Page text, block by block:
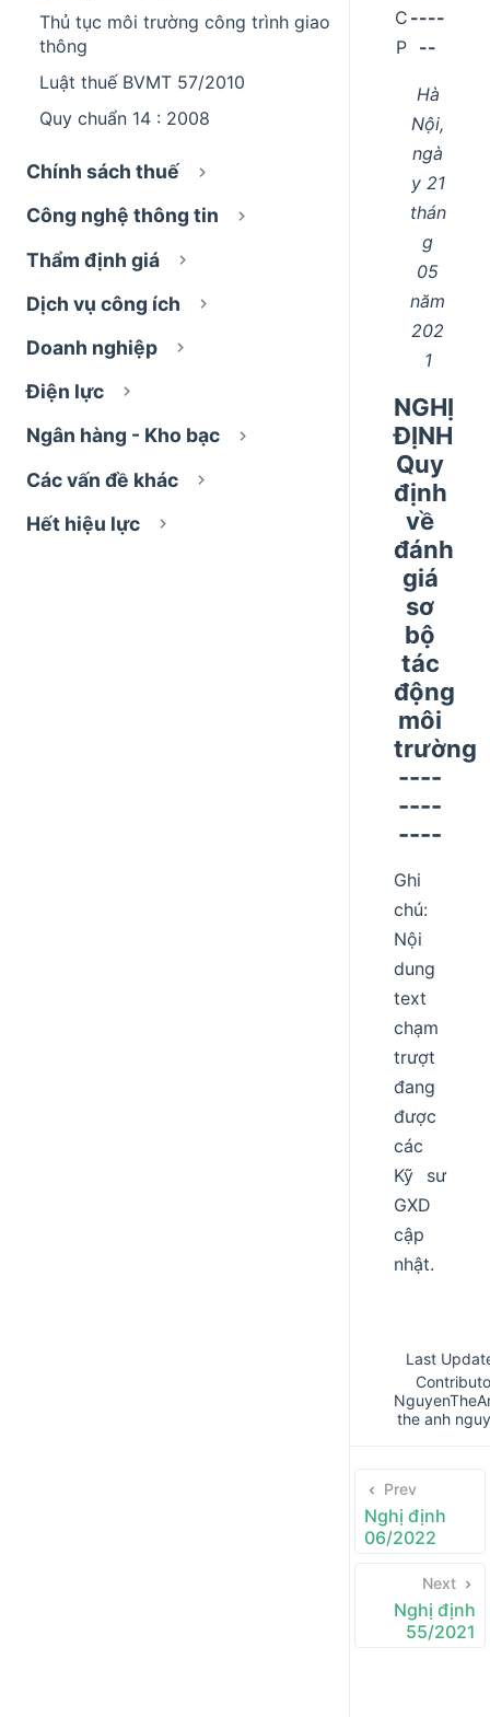
Thủ tục môi trường công trình giao
thông
Luật thuế BVMT 57/2010
Quy chuẩn 14 : 2008
Chính sách thuế
Công nghệ thông tin
Thẩm định giá
Dịch vụ công ích
Doanh nghiệp
Điện lực
Ngân hàng - Kho bạc
Các vấn đề khác
Hết hiệu lực
C
P
----
--
Hà
Nội,
ngà
y 21
thán
g
05
năm
202
1
NGHỊ
ĐỊNH
Quy
định
về
đánh
giá
sơ
bộ
tác
động
môi
trường
----
----
----
Ghi
chú:
Nội
dung
text
chạm
trượt
đang
được
các
Kỹ sư
GXD
cập
nhật.
Last
the anh
Prev
Nghị định
06/2022
Next
Nghị định
55/2021